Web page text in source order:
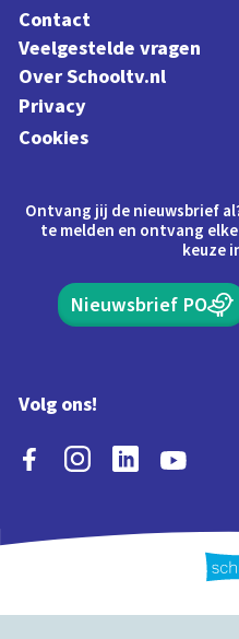
Contact
Veelgestelde vragen
Over Schooltv.nl
Privacy
Cookies
Ontvang jij de nieuwsbrief
te melden en ontvang
keuze
Nieuwsbrief PO
Volg ons!